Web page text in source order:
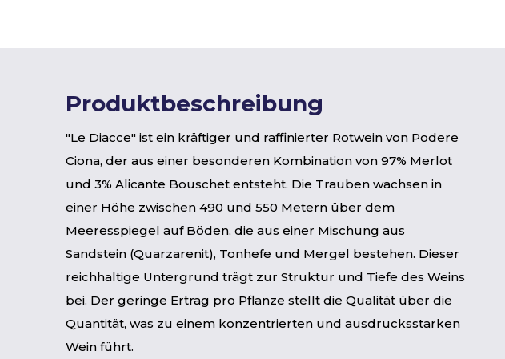
Produktbeschreibung
"Le Diacce" ist ein kräftiger und raffinierter Rotwein von Podere
Ciona, der aus einer besonderen Kombination von 97% Merlot
und 3% Alicante Bouschet entsteht. Die Trauben wachsen in
einer Höhe zwischen 490 und 550 Metern über dem
Meeresspiegel auf Böden, die aus einer Mischung aus
Sandstein (Quarzarenit), Tonhefe und Mergel bestehen. Dieser
reichhaltige Untergrund trägt zur Struktur und Tiefe des Weins
bei. Der geringe Ertrag pro Pflanze stellt die Qualität über die
Quantität, was zu einem konzentrierten und ausdrucksstarken
Wein führt.